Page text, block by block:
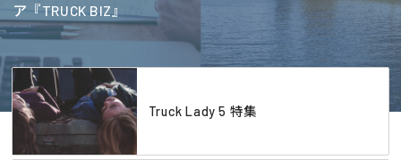
ア『TRUCK BIZ』
Truck Lady 5 特集